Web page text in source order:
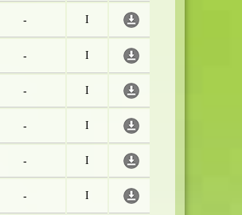
- I
- I
- I
- I
- I
- I